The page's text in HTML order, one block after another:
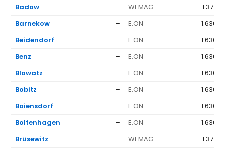
Badow
– WEMAG
1.377 €
Barnekow
– E.ON
1.636 €
Beidendorf
– E.ON
1.636 €
Benz
– E.ON
1.636 €
Blowatz
– E.ON
1.636 €
Bobitz
– E.ON
1.636 €
Boiensdorf
– E.ON
1.636 €
Boltenhagen
– E.ON
1.636 €
Brüsewitz
– WEMAG
1.377 €